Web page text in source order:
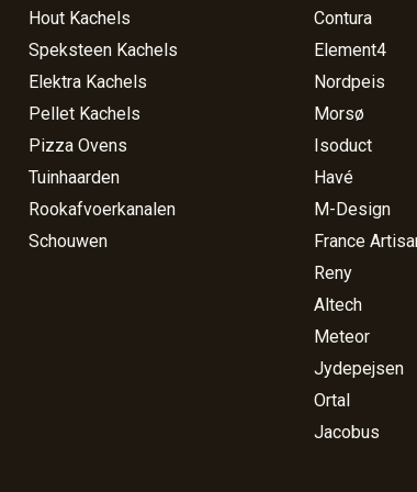
Hout Kachels
Speksteen Kachels
Elektra Kachels
Pellet Kachels
Pizza Ovens
Tuinhaarden
Rookafvoerkanalen
Schouwen
Contura
Element4
Nordpeis
Morsø
Isoduct
Havé
M-Design
France
Reny
Altech
Meteor
Jydepejsen
Ortal
Jacobus